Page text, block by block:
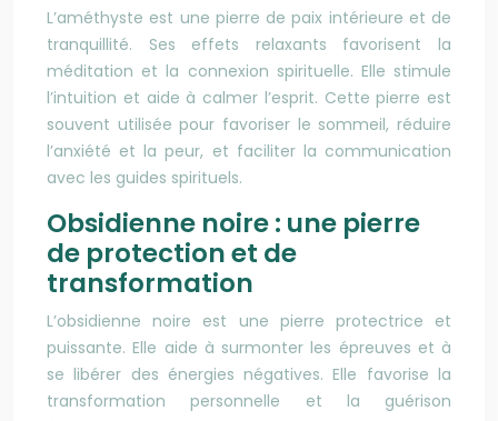
L’améthyste est une pierre de paix intérieure et de
tranquillité. Ses effets relaxants favorisent la
méditation et la connexion spirituelle. Elle stimule
l’intuition et aide à calmer l’esprit. Cette pierre est
souvent utilisée pour favoriser le sommeil, réduire
l’anxiété et la peur, et faciliter la communication
avec les guides spirituels.
Obsidienne noire : une pierre
de protection et de
transformation
L’obsidienne noire est une pierre protectrice et
puissante. Elle aide à surmonter les épreuves et à
se libérer des énergies négatives. Elle favorise la
transformation personnelle et la guérison